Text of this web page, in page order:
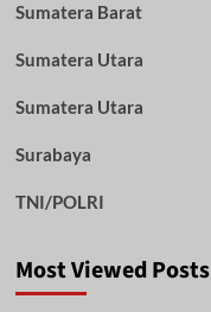
Sumatera Barat
Sumatera Utara
Sumatera Utara
Surabaya
TNI/POLRI
Most Viewed Posts